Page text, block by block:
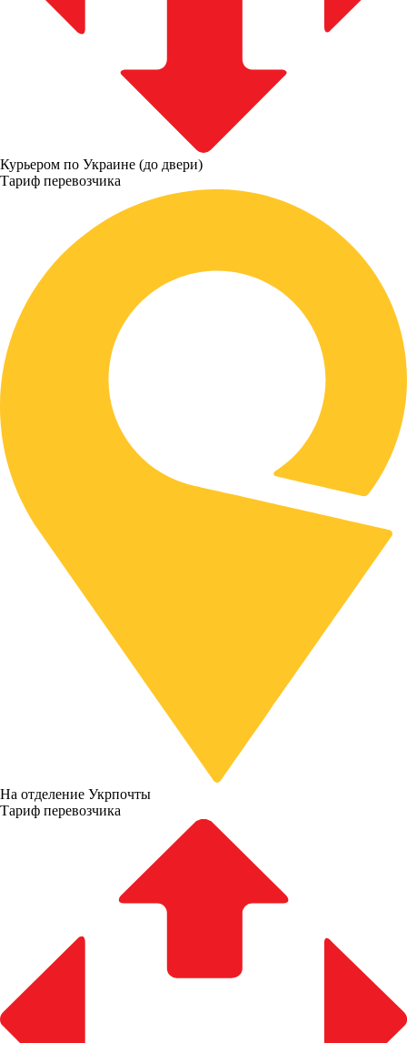
Курьером по Украине (до двери)
Тариф перевозчика
На отделение Укрпочты
Тариф перевозчика